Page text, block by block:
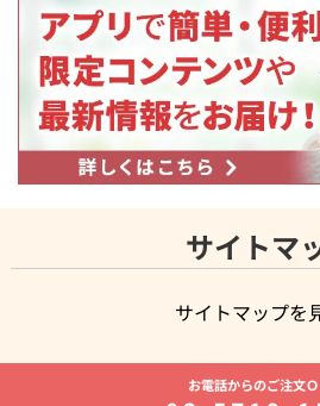
サイトマ
サイトマップを
よく贈られる花
お祝いの花特集
8月の誕生花(トルコキキョウ)
開店
お電話からのご注文Ｏ